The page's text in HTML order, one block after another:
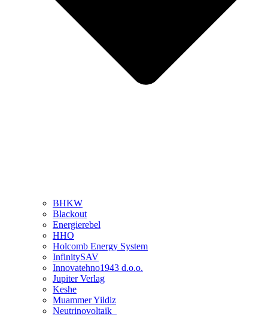
BHKW
Blackout
Energierebel
HHO
Holcomb Energy System
InfinitySAV
Innovatehno1943 d.o.o.
Jupiter Verlag
Keshe
Muammer Yildiz
Neutrinovoltaik